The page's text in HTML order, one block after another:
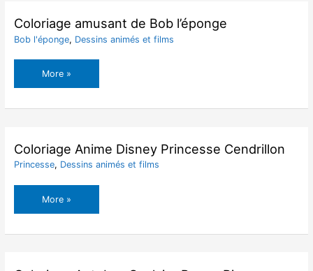
Coloriage amusant de Bob l’éponge
Bob l'éponge, Dessins animés et films
Coloriage
amusant
More »
Coloriage Anime Disney Princesse Cendrillon
Princesse, Dessins animés et films
Coloriage
Anime
More »